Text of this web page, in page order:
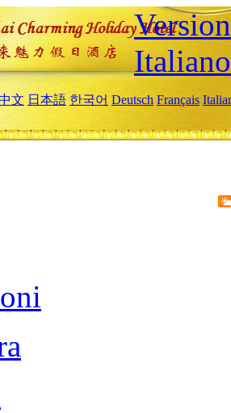
Italiano
文 日本語 한국어 Deutsch Français